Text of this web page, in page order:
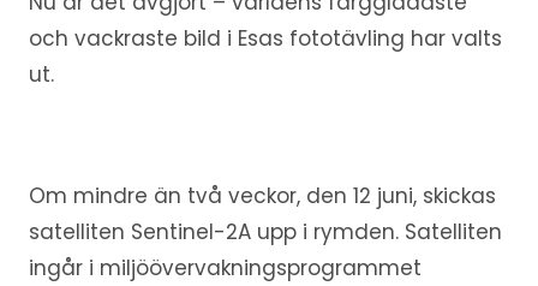
och vackraste bild i Esas fototävling har valts
ut.
Om mindre än två veckor, den 12 juni, skickas
satelliten Sentinel-2A upp i rymden. Satelliten
ingår i miljöövervakningsprogrammet